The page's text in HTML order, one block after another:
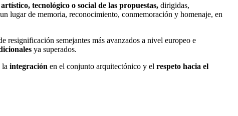
tecnológico o social de las propuestas, dirigidas,
lugar de memoria, reconocimiento, conmemoración y homenaje, en
semejantes más avanzados a nivel europeo e
ya superados.
la integración en el conjunto arquitectónico y el respeto hacia el